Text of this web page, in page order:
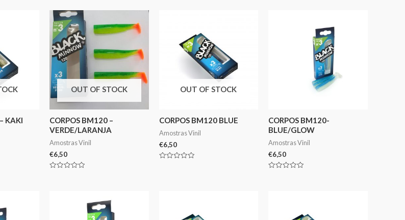
5
KAKI
OUT OF STOCK
CORPOS BM120 –
VERDE/LARANJA
Amostras Vinil
€6,50
OUT OF STOCK
CORPOS BM120 BLUE
Amostras Vinil
€6,50
CORPOS BM120-
BLUE/GLOW
Amostras Vinil
€6,50